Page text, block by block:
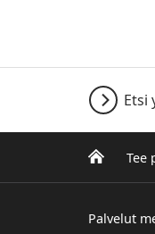
Etsi
Tee
Palvelut